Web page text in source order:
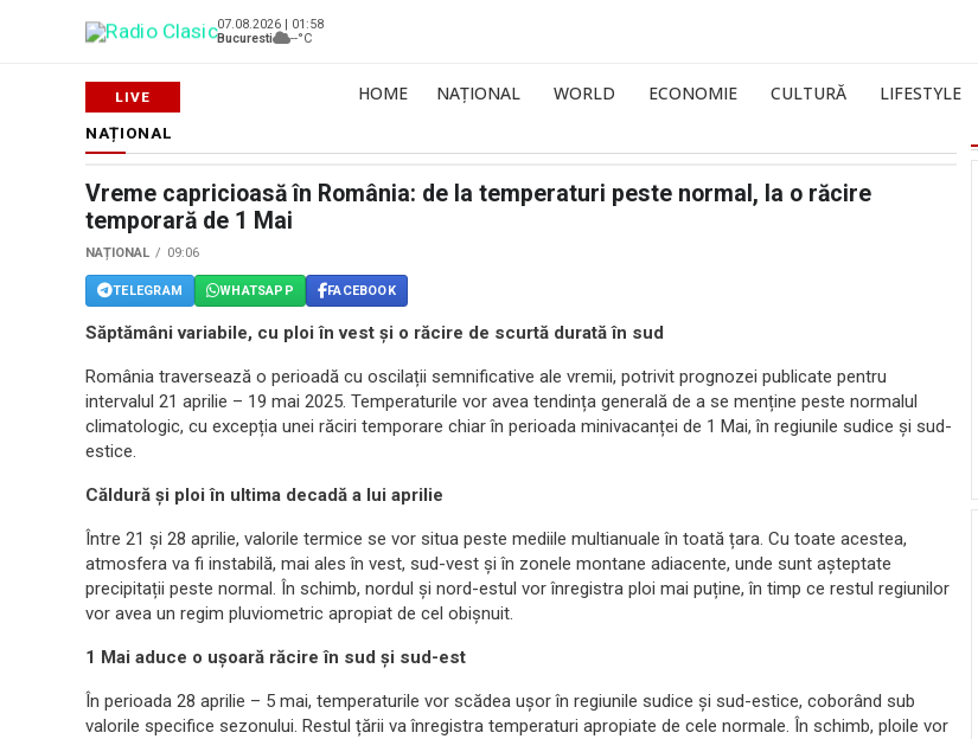
07.08.2026 | 01:58
Bucuresti
--°C
HOME NAȚIONAL WORLD ECONOMIE CULTURĂ LIFESTYLE
NAȚIONAL
Vreme capricioasă în România: de la temperaturi peste normal, la o răcire
temporară de 1 Mai
NAȚIONAL 09:06
TELEGRAM WHATSAPP FACEBOOK
Săptămâni variabile, cu ploi în vest și o răcire de scurtă durată în sud
România traversează o perioadă cu oscilații semnificative ale vremii, potrivit prognozei publicate pentru
intervalul 21 aprilie – 19 mai 2025. Temperaturile vor avea tendința generală de a se menține peste normalul
climatologic, cu excepția unei răciri temporare chiar în perioada minivacanței de 1 Mai, în regiunile sudice și sud-
estice.
Căldură și ploi în ultima decadă a lui aprilie
Între 21 și 28 aprilie, valorile termice se vor situa peste mediile multianuale în toată țara. Cu toate acestea,
atmosfera va fi instabilă, mai ales în vest, sud-vest și în zonele montane adiacente, unde sunt așteptate
precipitații peste normal. În schimb, nordul și nord-estul vor înregistra ploi mai puține, în timp ce restul regiunilor
vor avea un regim pluviometric apropiat de cel obișnuit.
1 Mai aduce o ușoară răcire în sud și sud-est
În perioada 28 aprilie – 5 mai, temperaturile vor scădea ușor în regiunile sudice și sud-estice, coborând sub
valorile specifice sezonului. Restul țării va înregistra temperaturi apropiate de cele normale. În schimb, ploile vor